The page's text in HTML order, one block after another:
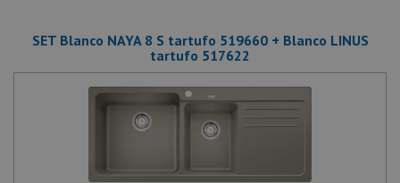
SET Blanco NAYA 8 S tartufo 519660 + Blanco LINUS
tartufo 517622